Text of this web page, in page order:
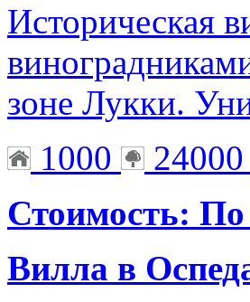
Историческая
зоне Лукки.
1000
24000
Стоимость: По
Вилла в